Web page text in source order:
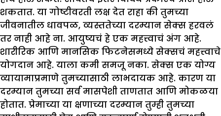
शकतात. या गोष्टीवरती लक्ष देत राहा की तुमच्या
जीवनातील धावपळ, व्यस्ततेच्या दरम्यान सेक्स हरवलं
तर नाही आहे ना. आयुष्यचं हे एक महत्त्वाचं अंग आहे.
शारीरिक आणि मानसिक फिटनेसमध्ये सेक्सचं महत्त्वाचे
योगदान आहे. याला कमी समजू नका. सेक्स एक योग्य
व्यायामाप्रमाणे तुमच्यासाठी लाभदायक आहे. कारण या
दरम्यान तुमच्या सर्व मासपेशी ताणतात आणि मोकळया
होतात. प्रेमाच्या या क्षणाच्या दरम्यान तुम्ही तुमच्या